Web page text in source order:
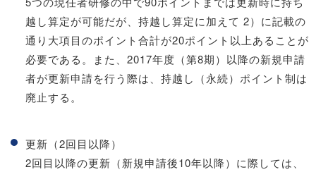
越し算定が可能だが、持越し算定に加えて 2）に記載の
通り大項目のポイント合計が20ポイント以上あることが
必要である。また、2017年度（第8期）以降の新規申請
者が更新申請を行う際は、持越し（永続）ポイント制は
廃止する。
更新（2回目以降）
2回目以降の更新（新規申請後10年以降）に際しては、